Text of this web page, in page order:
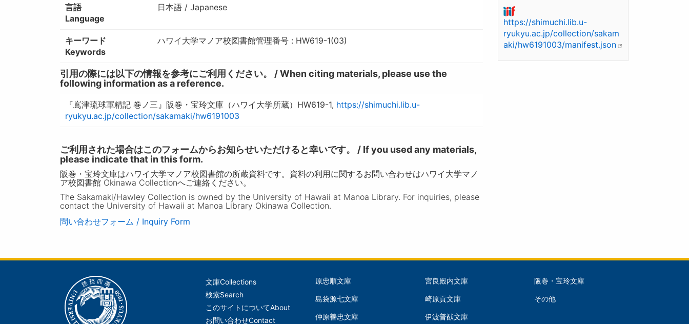
言語
Language
日本語 / Japanese
キーワード
Keywords
ハワイ大学マノア校図書館管理番号 : HW619-1(03)
引用の際には以下の情報を参考にご利用ください。 / When citing materials, please use the
following information as a reference.
『嶌津琉球軍精記 巻ノ三』阪巻・宝玲文庫（ハワイ大学所蔵）HW619-1, https://shimuchi.lib.u-
ryukyu.ac.jp/collection/sakamaki/hw6191003
ご利用された場合はこのフォームからお知らせいただけると幸いです。 / If you used any materials,
please indicate that in this form.
阪巻・宝玲文庫はハワイ大学マノア校図書館の所蔵資料です。資料の利用に関するお問い合わせはハワイ大学マノ
ア校図書館 Okinawa Collectionへご連絡ください。
The Sakamaki/Hawley Collection is owned by the University of Hawaii at Manoa Library. For inquiries, please
contact the University of Hawaii at Manoa Library Okinawa Collection.
問い合わせフォーム / Inquiry Form
https://shimuchi.lib.u-
ryukyu.ac.jp/collection/sakam
aki/hw6191003/manifest.json
メ
イ
文庫Collections
検索Search
このサイトについてAbout
お問い合わせContact
文
原忠順文庫
島袋源七文庫
仲原善忠文庫
文
宮良殿内文庫
崎原貢文庫
伊波普猷文庫
文
庫
阪巻・宝玲文庫
その他